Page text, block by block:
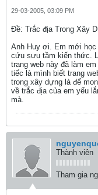
29-03-2005, 03:09 PM
Ðề: Trắc địa Trong Xây
Anh Huy ơi. Em mới
cứu sưu tầm kiến thức.
trang web này đã làm
tiếc là mình biết trang
trong xây dựng là để
về trắc địa của em yếu
mà.
Thành viên
Tham gia